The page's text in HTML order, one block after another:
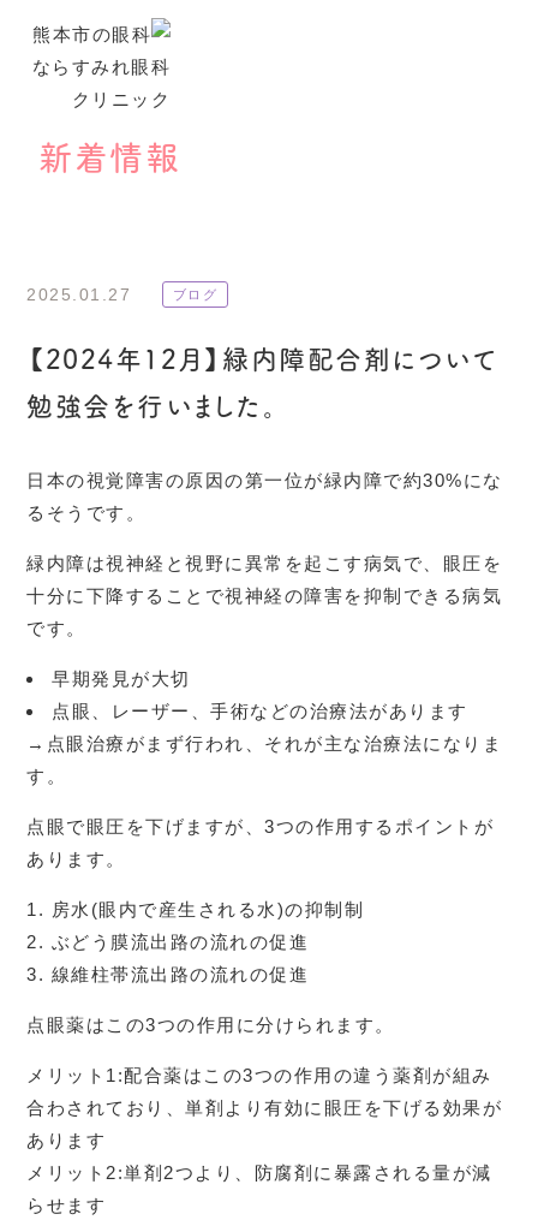
新着情報
2025.01.27 ブログ
【2024年12月】緑内障配合剤について
勉強会を行いました。
日本の視覚障害の原因の第一位が緑内障で約30%にな
るそうです。
緑内障は視神経と視野に異常を起こす病気で、眼圧を
十分に下降することで視神経の障害を抑制できる病気
です。
早期発見が大切
点眼、レーザー、手術などの治療法があります
→点眼治療がまず行われ、それが主な治療法になりま
す。
点眼で眼圧を下げますが、3つの作用するポイントが
あります。
房水(眼内で産生される水)の抑制制
ぶどう膜流出路の流れの促進
線維柱帯流出路の流れの促進
点眼薬はこの3つの作用に分けられます。
メリット1:配合薬はこの3つの作用の違う薬剤が組み
合わされており、単剤より有効に眼圧を下げる効果が
あります
メリット2:単剤2つより、防腐剤に暴露される量が減
らせます